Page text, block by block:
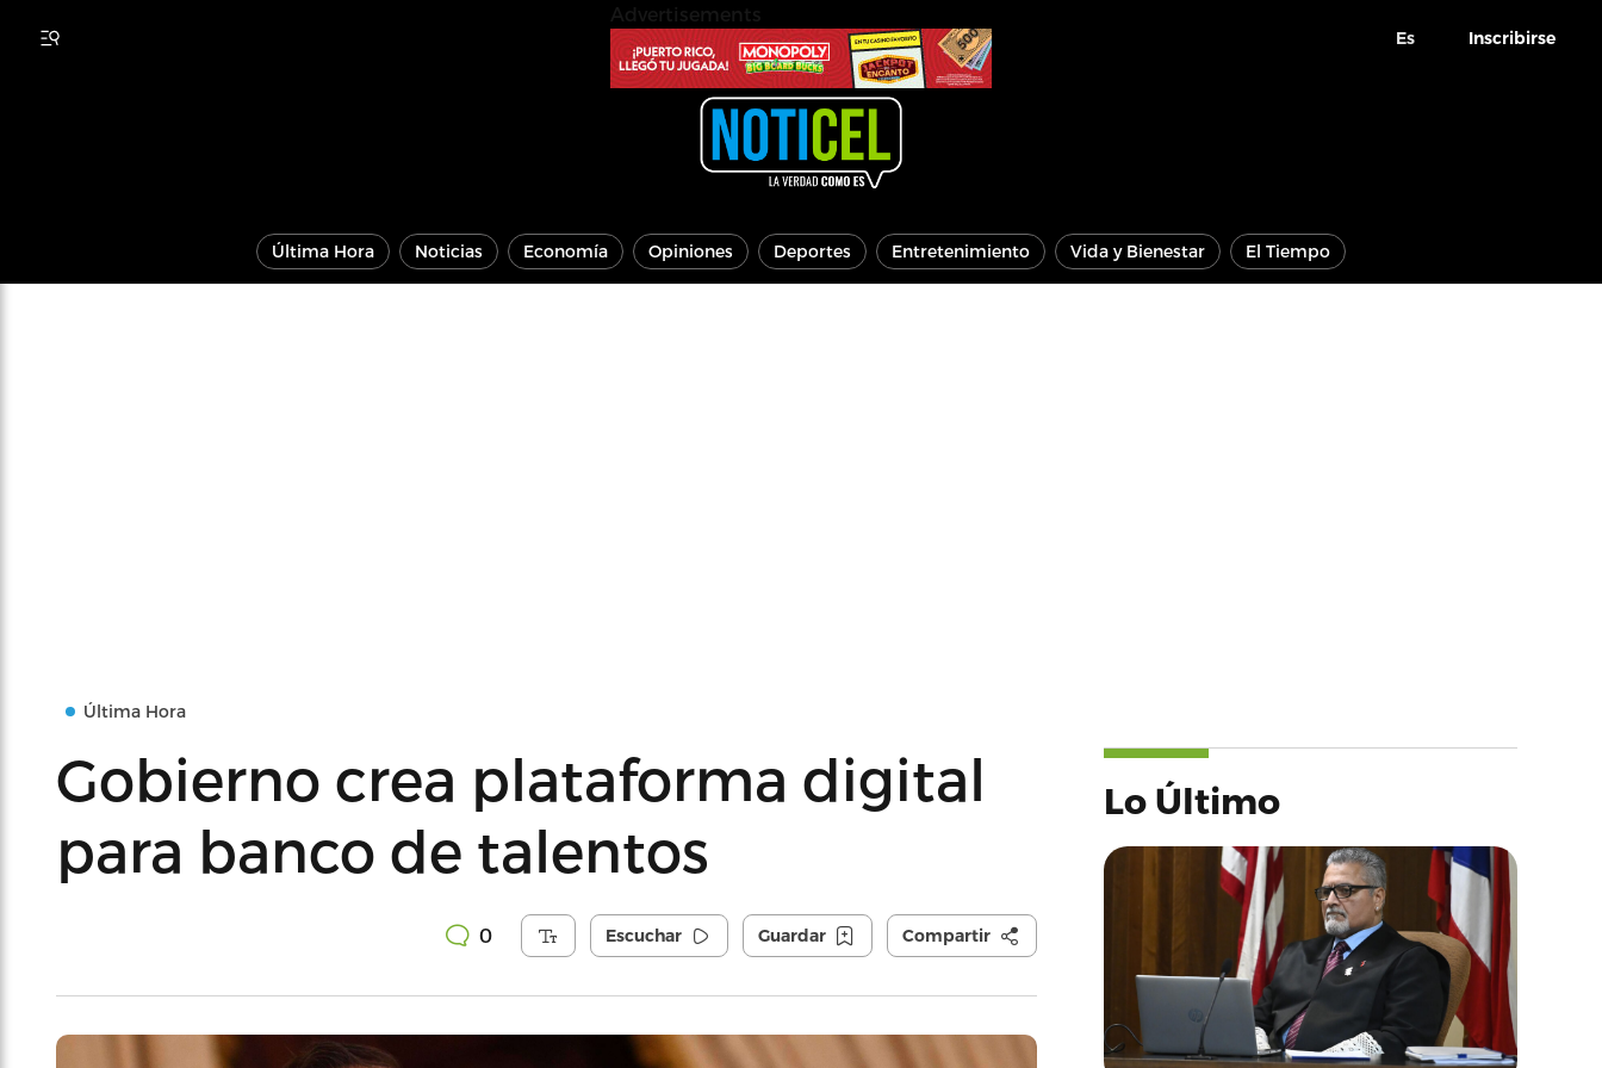
Es Inscribirse
Última Hora Noticias Economía Opiniones Deportes Entretenimiento Vida y Bienestar El Tiempo
Última Hora
Gobierno crea plataforma digital
para banco de talentos
0 Escuchar Guardar Compartir
Lo Último